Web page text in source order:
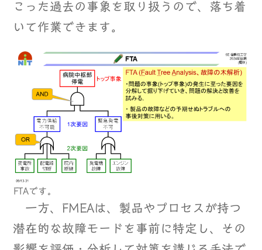
こった過去の事象を取り扱うので、落ち着
いて作業できます。
FTAです。
一方、FMEAは、製品やプロセスが持つ
潜在的な故障モードを事前に特定し、その